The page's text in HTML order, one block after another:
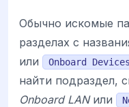
Обычно искомые
разделах с
или Onboard
найти подраздел,
Onboard LANили